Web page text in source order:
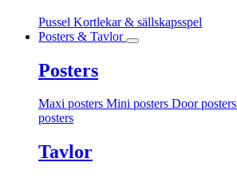
Pussel Kortlekar & sällskapsspel
Posters & Tavlor
Posters
Maxi posters Mini posters Door posters
posters
Tavlor